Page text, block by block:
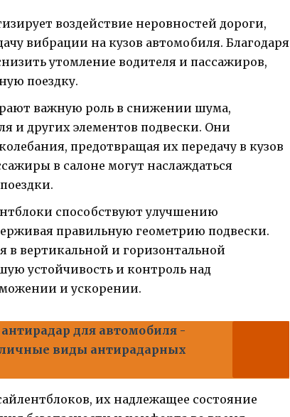
воздействие неровностей дороги,
вибрации на кузов автомобиля. Благодаря
утомление водителя и пассажиров,
поездку.
важную роль в снижении шума,
и других элементов подвески. Они
предотвращая их передачу в кузов
в салоне могут наслаждаться
способствуют улучшению
правильную геометрию подвески.
в вертикальной и горизонтальной
устойчивость и контроль над
и ускорении.
для автомобиля -
виды антирадарных
их надлежащее состояние